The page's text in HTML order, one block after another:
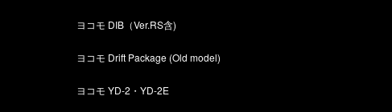
ヨコモ DIB（Ver.RS含)
ヨコモ Drift Package (Old model)
ヨコモ YD-2・YD-2E